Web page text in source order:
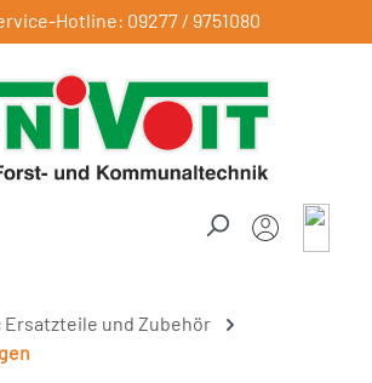
Hotline: 09277 / 9751080
Ersatzteile und Zubehör